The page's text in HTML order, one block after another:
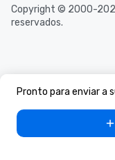
Pronto para enviar a
Copyright © 2000-
reservados.